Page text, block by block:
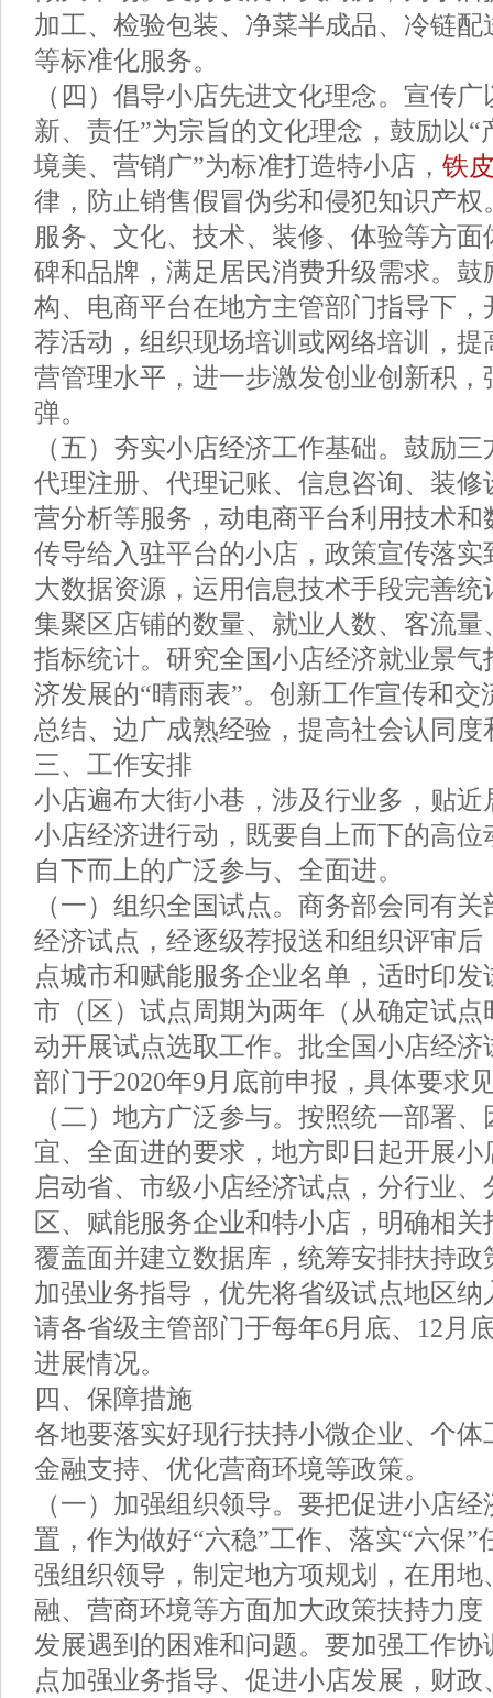
加工、检验包装、净菜半成品、冷链
等标准化服务。
（四）倡导小店先进文化理念。宣传
新、责任”为宗旨的文化理念，鼓励以
境美、营销广”为标准打造特小店， 铁
律，防止销售假冒伪劣和侵犯知识产
服务、文化、技术、装修、体验等方
碑和品牌，满足居民消费升级需求。
构、电商平台在地方主管部门指导下
荐活动，组织现场培训或网络培训，
营管理水平，进一步激发创业创新积
弹。
（五）夯实小店经济工作基础。鼓励
代理注册、代理记账、信息咨询、装
营分析等服务，动电商平台利用技术
传导给入驻平台的小店，政策宣传落
大数据资源，运用信息技术手段完善
集聚区店铺的数量、就业人数、客流
指标统计。研究全国小店经济就业景
济发展的“晴雨表”。创新工作宣传和
总结、边广成熟经验，提高社会认同度
三、工作安排
小店遍布大街小巷，涉及行业多，贴
小店经济进行动，既要自上而下的高
自下而上的广泛参与、全面进。
（一）组织全国试点。商务部会同有
经济试点，经逐级荐报送和组织评审
点城市和赋能服务企业名单，适时印
市（区）试点周期为两年（从确定试
动开展试点选取工作。批全国小店经
部门于2020年9月底前申报，具体要求
（二）地方广泛参与。按照统一部署
宜、全面进的要求，地方即日起开展
启动省、市级小店经济试点，分行业
区、赋能服务企业和特小店，明确相
覆盖面并建立数据库，统筹安排扶持
加强业务指导，优先将省级试点地区纳
请各省级主管部门于每年6月底、12月
进展情况。
四、保障措施
各地要落实好现行扶持小微企业、个
金融支持、优化营商环境等政策。
（一）加强组织领导。要把促进小店
置，作为做好“六稳”工作、落实“六保
强组织领导，制定地方项规划，在用
融、营商环境等方面加大政策扶持力
发展遇到的困难和问题。要加强工作
点加强业务指导、促进小店发展，财